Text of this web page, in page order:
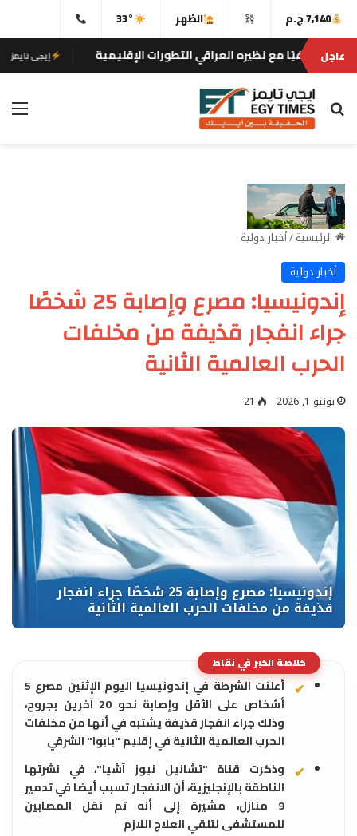
7,140 ج.م الظهر
33°
عاجل
نظيره العراقي التطورات الإقليمية إيجى تايمز “الصحة” تعلن فحص أكثر من 10
بحث عن
الرئيسية/أخبار دولية
أخبار دولية
إندونيسيا: مصرع وإصابة 25 شخصًا
جراء انفجار قذيفة من مخلفات
الحرب العالمية الثانية
يونيو 1, 2026 21
خلاصة الخبر في نقاط
أعلنت الشرطة في إندونيسيا اليوم الإثنين مصرع 5
أشخاص على الأقل وإصابة نحو 20 آخرين بجروح،
وذلك جراء انفجار قذيفة يشتبه في أنها من مخلفات
الحرب العالمية الثانية في إقليم "بابوا" الشرقي
وذكرت قناة "تشانيل نيوز آشيا"، في نشرتها
الناطقة بالإنجليزية، أن الانفجار تسبب أيضا في تدمير
9 منازل، مشيرة إلى أنه تم نقل المصابين
للمستشفى لتلقي العلاج اللازم